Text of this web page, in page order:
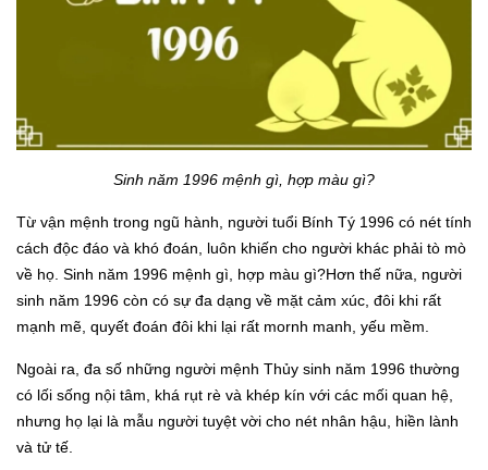
Sinh năm 1996 mệnh gì, hợp màu gì?
Từ vận mệnh trong ngũ hành, người tuổi Bính Tý 1996 có nét tính
cách độc đáo và khó đoán, luôn khiến cho người khác phải tò mò
về họ. Sinh năm 1996 mệnh gì, hợp màu gì?Hơn thế nữa, người
sinh năm 1996 còn có sự đa dạng về mặt cảm xúc, đôi khi rất
mạnh mẽ, quyết đoán đôi khi lại rất mornh manh, yếu mềm.
Ngoài ra, đa số những người mệnh Thủy sinh năm 1996 thường
có lối sống nội tâm, khá rụt rè và khép kín với các mối quan hệ,
nhưng họ lại là mẫu người tuyệt vời cho nét nhân hậu, hiền lành
và tử tế.